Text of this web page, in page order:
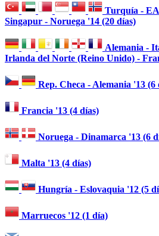
Turquía -
Singapur - Noruega '14 (20 días)
Alemania -
Irlanda del Norte (Reino Unido) -
Rep. Checa - Alemania '13 (6
Francia '13 (4 días)
Noruega - Dinamarca '13 (6
Malta '13 (4 días)
Hungría - Eslovaquia '12 (5
Marruecos '12 (1 día)